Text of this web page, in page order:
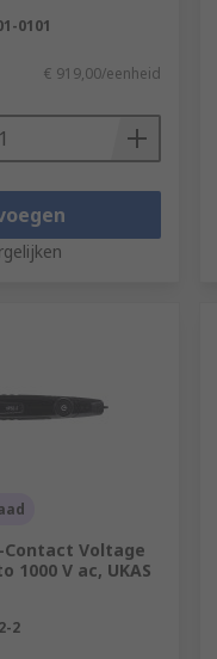
0101
€ 919,00/eenheid
Contact Voltage
1000 V ac, UKAS
2